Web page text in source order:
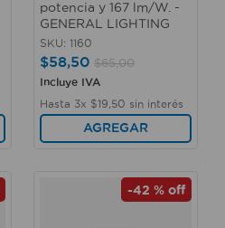
potencia y 167 lm/W. -
GENERAL LIGHTING
SKU: 1160
$58,50 $65,00
Incluye IVA
Hasta 3x $19 50 sin interés
AGREGAR
-42 % off